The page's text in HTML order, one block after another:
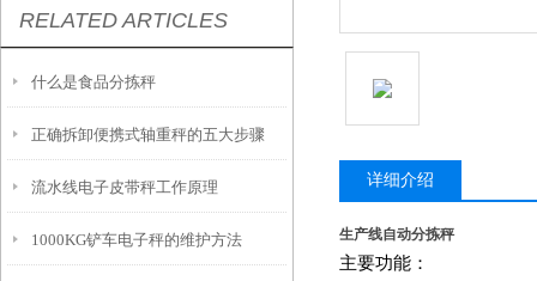
RELATED ARTICLES
什么是食品分拣秤
正确拆卸便携式轴重秤的五大步骤
流水线电子皮带秤工作原理
1000KG铲车电子秤的维护方法
详细介绍
生产线自动分拣秤
主要功能：